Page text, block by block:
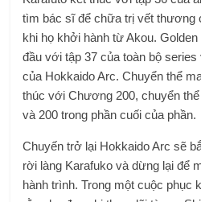
tìm bác sĩ để chữa trị vết thương
khi họ khởi hành từ Akou.
đầu với tập 37 của toàn bộ
của Hokkaido Arc. Chuyển thể
thúc với Chương 200, chuyển
và 200 trong phần cuối của phần.
Chuyến trở lại Hokkaido Arc sẽ
rời làng Karafuko và dừng lại để
hành trình. Trong một cuộc phục